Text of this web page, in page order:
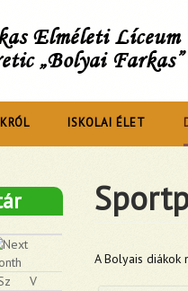
Elméleti Líceum
„Bolyai Farkas”
ISKOLAI ÉLET
A Bolyais
V